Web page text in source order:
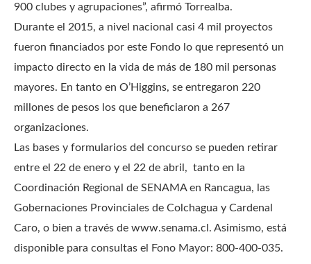
900 clubes y agrupaciones”, afirmó Torrealba.
Durante el 2015, a nivel nacional casi 4 mil proyectos
fueron financiados por este Fondo lo que representó un
impacto directo en la vida de más de 180 mil personas
mayores. En tanto en O’Higgins, se entregaron 220
millones de pesos los que beneficiaron a 267
organizaciones.
Las bases y formularios del concurso se pueden retirar
entre el 22 de enero y el 22 de abril, tanto en la
Coordinación Regional de SENAMA en Rancagua, las
Gobernaciones Provinciales de Colchagua y Cardenal
Caro, o bien a través de www.senama.cl. Asimismo, está
disponible para consultas el Fono Mayor: 800-400-035.